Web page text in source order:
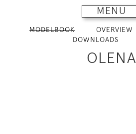
MENU
MODELBOOK OVERVIEW
DOWNLOADS
OLENA